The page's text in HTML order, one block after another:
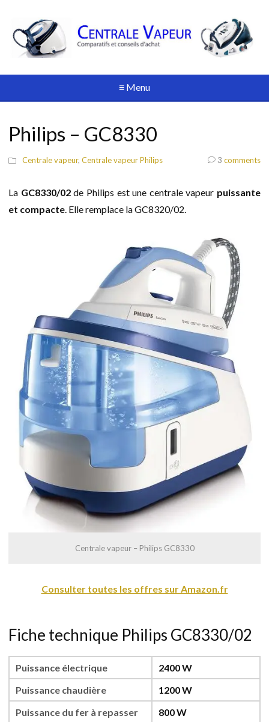
≡ Menu
Philips – GC8330
Centrale vapeur, Centrale vapeur Philips 3 comments
La GC8330/02de Philips est une centrale vapeur puissante
et compacte . Elle remplace la GC8320/02.
Centrale vapeur – Philips GC8330
Consulter toutes les offres sur Amazon.fr
Fiche technique Philips GC8330/02
Puissance électrique
2400 W
Puissance chaudière
1200 W
Puissance du fer à repasser
800 W